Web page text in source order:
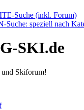
-Suche (inkl. Forum)
-Suche: speziell nach
SKI.de
Skiforum!